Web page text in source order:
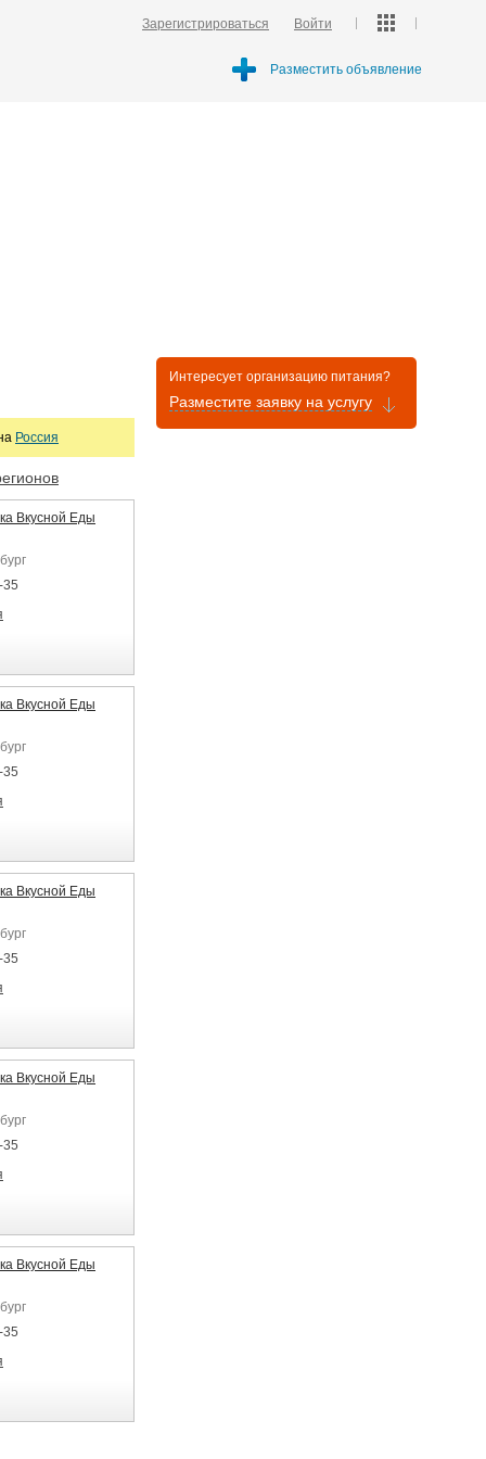
Зарегистрироваться Войти
Разместить объявление
Россия
Вкусной Еды
35
Вкусной Еды
35
Вкусной Еды
35
Вкусной Еды
35
Вкусной Еды
35
Интересует организацию питания?
Разместите заявку на услугу